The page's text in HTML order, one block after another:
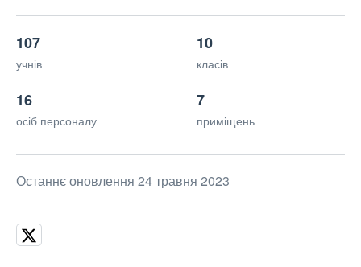
107
учнів
10
класів
16
осіб персоналу
7
приміщень
Останнє оновлення 24 травня 2023